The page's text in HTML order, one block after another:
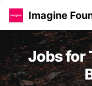
Imagine
Jobs for